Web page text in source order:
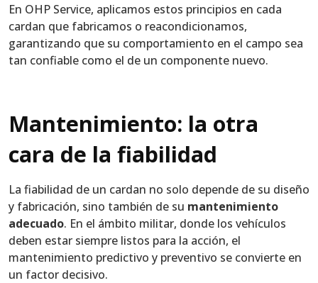
En OHP Service, aplicamos estos principios en cada
cardan que fabricamos o reacondicionamos,
garantizando que su comportamiento en el campo sea
tan confiable como el de un componente nuevo.
Mantenimiento: la otra
cara de la fiabilidad
La fiabilidad de un cardan no solo depende de su diseño
y fabricación, sino también de su mantenimiento
adecuado. En el ámbito militar, donde los vehículos
deben estar siempre listos para la acción, el
mantenimiento predictivo y preventivo se convierte en
un factor decisivo.